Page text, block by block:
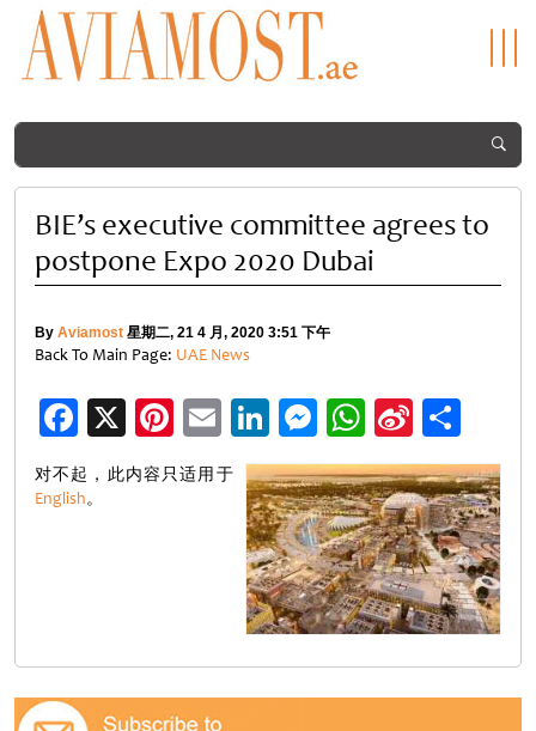
BIE’s executive committee agrees to
postpone Expo 2020 Dubai
By Aviamost 星期二, 21 4 月, 2020 3:51 下午
Back To Main Page: UAE News
Facebook
X Pinterest
EmailLinkedIn
Messenger
WhatsApp
Sina
Weibo
享
对不起，此内容只适用于
English。